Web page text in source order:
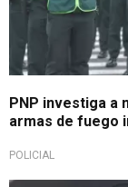
PNP investiga a
armas de fuego
POLICIAL